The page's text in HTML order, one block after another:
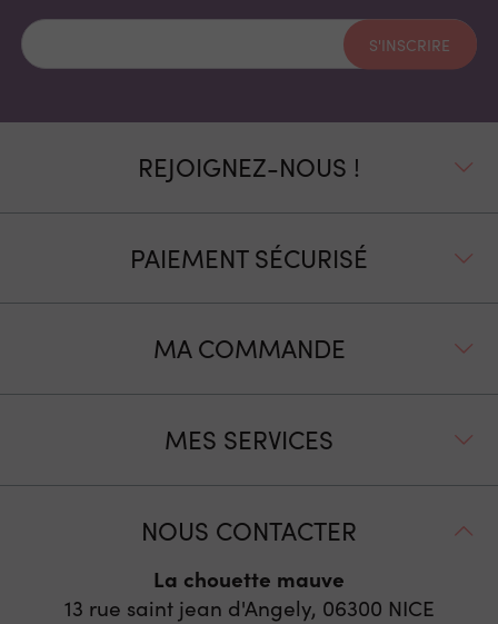
S'INSCRIRE
REJOIGNEZ-NOUS !
PAIEMENT SÉCURISÉ
MA COMMANDE
MES SERVICES
NOUS CONTACTER
La chouette mauve
13 rue saint jean d'Angely, 06300 NICE